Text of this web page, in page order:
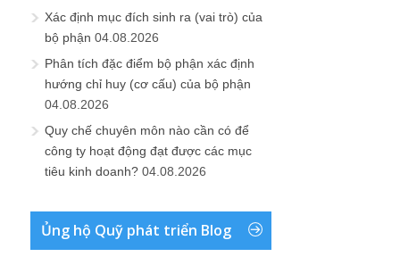
Xác định mục đích sinh ra (vai trò) của
bộ phận 04.08.2026
Phân tích đặc điểm bộ phận xác định
hướng chỉ huy (cơ cấu) của bộ phận
04.08.2026
Quy chế chuyên môn nào cần có để
công ty hoạt động đạt được các mục
tiêu kinh doanh? 04.08.2026
Ủng hộ Quỹ phát triển Blog